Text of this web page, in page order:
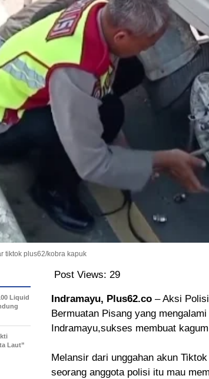
tiktok plus62/kobra kapuk
Post Views: 29
Indramayu, Plus62.co – Aksi
Bermuatan Pisang yang
Indramayu,sukses membuat
Melansir dari unggahan akun
seorang anggota polisi itu mau
Liquid
Laut”